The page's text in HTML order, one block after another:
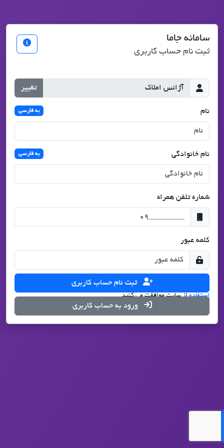
سامانه جاما
ثبت نام حساب کاربری
تغییر
نام به فارسی
نام خانوادگی به فارسی
شماره تلفن همراه
کلمه عبور
با درخواست ثبت نام، شما با تمامی قوانینحریم شخصی
استفادهاز سایت موافقت می کنید.
ثبت نام حساب کاربری
ورود به حساب کاربری